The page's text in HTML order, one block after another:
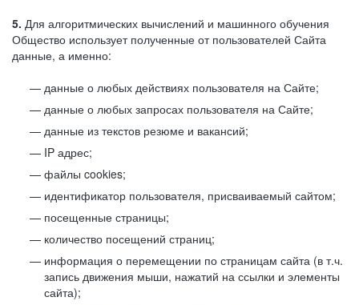
5. Для алгоритмических вычислений и машинного обучения
Общество использует полученные от пользователей Сайта
данные, а именно:
данные о любых действиях пользователя на Сайте;
данные о любых запросах пользователя на Сайте;
данные из текстов резюме и вакансий;
IP адрес;
файлы cookies;
идентификатор пользователя, присваиваемый сайтом;
посещенные страницы;
количество посещений страниц;
информация о перемещении по страницам сайта (в т.ч.
запись движения мыши, нажатий на ссылки и элементы
сайта);